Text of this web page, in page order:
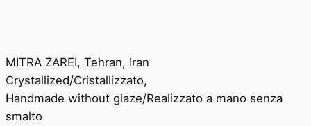
MITRA ZAREI, Tehran, Iran
Crystallized/Cristallizzato,
Handmade without glaze/Realizzato a mano senza
smalto